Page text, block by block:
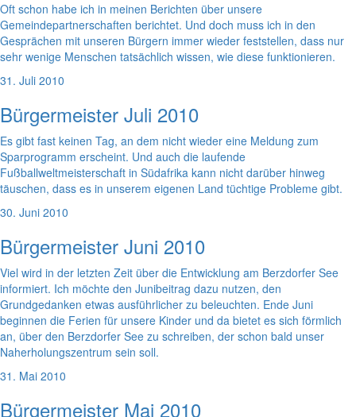
Oft schon habe ich in meinen Berichten über unsere
Gemeindepartnerschaften berichtet. Und doch muss ich in den
Gesprächen mit unseren Bürgern immer wieder feststellen, dass nur
sehr wenige Menschen tatsächlich wissen, wie diese funktionieren.
31. Juli 2010
Bürgermeister Juli 2010
Es gibt fast keinen Tag, an dem nicht wieder eine Meldung zum
Sparprogramm erscheint. Und auch die laufende
Fußballweltmeisterschaft in Südafrika kann nicht darüber hinweg
täuschen, dass es in unserem eigenen Land tüchtige Probleme gibt.
30. Juni 2010
Bürgermeister Juni 2010
Viel wird in der letzten Zeit über die Entwicklung am Berzdorfer See
informiert. Ich möchte den Junibeitrag dazu nutzen, den
Grundgedanken etwas ausführlicher zu beleuchten. Ende Juni
beginnen die Ferien für unsere Kinder und da bietet es sich förmlich
an, über den Berzdorfer See zu schreiben, der schon bald unser
Naherholungszentrum sein soll.
31. Mai 2010
Bürgermeister Mai 2010